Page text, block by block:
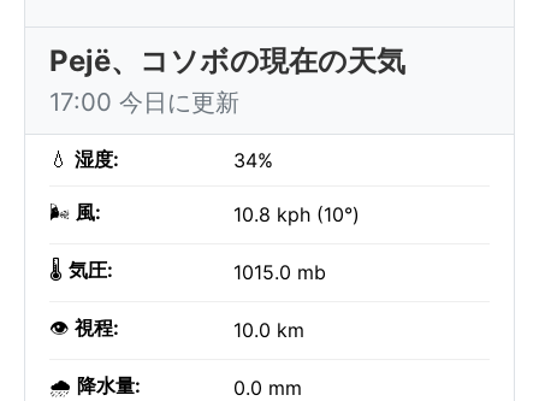
Pejë、コソボの現在の天気
17:00 今日に更新
💧 湿度: 34%
🌬️ 風: 10.8 kph (10°)
🌡️ 気圧: 1015.0 mb
👁️ 視程: 10.0 km
🌧️ 降水量: 0.0 mm